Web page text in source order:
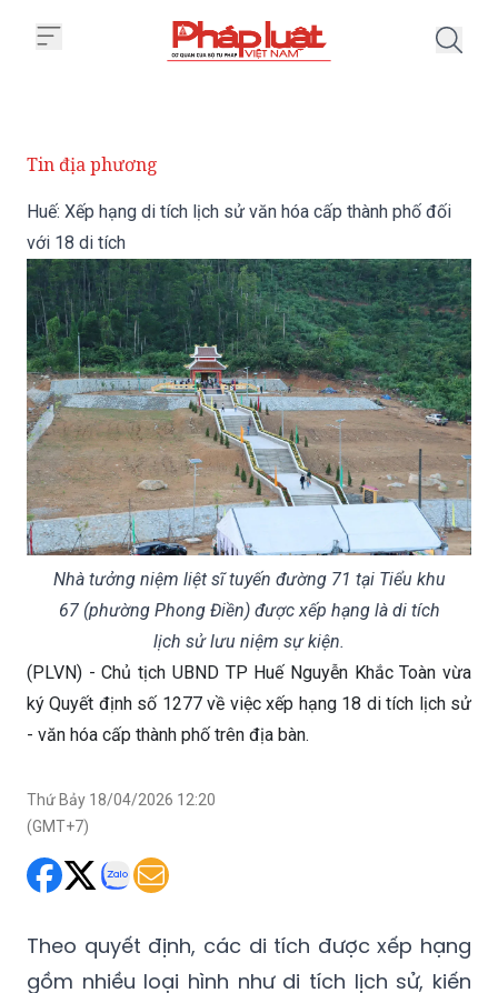
Tin địa phương
Huế: Xếp hạng di tích lịch sử văn hóa cấp thành phố đối
với 18 di tích
Nhà tưởng niệm liệt sĩ tuyến đường 71 tại Tiểu khu
67 (phường Phong Điền) được xếp hạng là di tích
lịch sử lưu niệm sự kiện.
(PLVN) - Chủ tịch UBND TP Huế Nguyễn Khắc Toàn vừa
- văn hóa cấp thành phố trên địa bàn.
Thứ Bảy 18/04/2026 12:20